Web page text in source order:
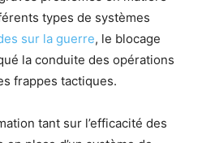
types de systèmes
sur la guerre, le blocage
la conduite des opérations
frappes tactiques.
tant sur l’efficacité des